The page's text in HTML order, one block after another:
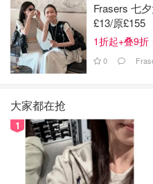
Frasers 七
£13/原£155
1折起+叠9折
0
大家都在抢
1